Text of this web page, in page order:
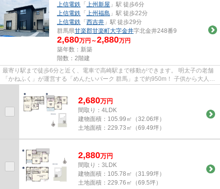
上信電鉄 「 上州新屋 」駅 徒歩6分
上信電鉄 「 上州福島 」駅 徒歩22分
上信電鉄 「西吉井 」駅 徒歩29分
群馬県甘楽郡甘楽町大字金井字北金井248番9
2,680万円～2,880万円
築年数：新築
階数：2階建
最寄り駅まで徒歩6分と近く、電車で高崎駅まで移動ができます。 明太子の老舗
「かねふく」が運営する「めんたいパーク 群馬」まで約950m！ 子供から大人ま
で楽しめるテーマパークなの...
2,680万円
間取り：4LDK
建物面積： 105.99㎡（32.06坪）
土地面積： 229.73㎡（69.49坪）
2,880万円
間取り：3LDK
建物面積： 105.78㎡（31.99坪）
土地面積： 229.76㎡（69.5坪）